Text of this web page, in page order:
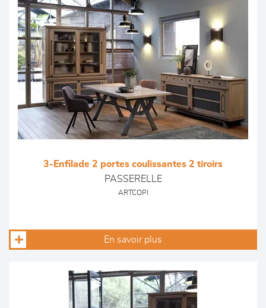
3-Enfilade 2 portes coulissantes 2 tiroirs
PASSERELLE
ARTCOPI
En savoir plus